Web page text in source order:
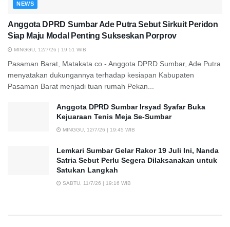
NEWS
Anggota DPRD Sumbar Ade Putra Sebut Sirkuit Peridon
Siap Maju Modal Penting Sukseskan Porprov
MINGGU, 12/7/26 | 19:51 WIB
Pasaman Barat, Matakata.co - Anggota DPRD Sumbar, Ade Putra
menyatakan dukungannya terhadap kesiapan Kabupaten
Pasaman Barat menjadi tuan rumah Pekan...
Anggota DPRD Sumbar Irsyad Syafar Buka
Kejuaraan Tenis Meja Se-Sumbar
MINGGU, 12/7/26 | 19:45 WIB
Lemkari Sumbar Gelar Rakor 19 Juli Ini, Nanda
Satria Sebut Perlu Segera Dilaksanakan untuk
Satukan Langkah
SABTU, 11/7/26 | 19:16 WIB